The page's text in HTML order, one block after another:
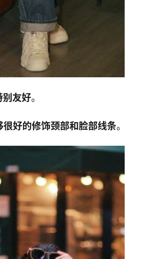
别友好。
好的修饰颈部和脸部线条。